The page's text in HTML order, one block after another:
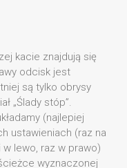
kacie znajdują się
odcisk jest
są tylko obrysy
„Ślady stóp”.
(najlepiej
ustawieniach (raz na
lewo, raz w prawo)
wyznaczonej